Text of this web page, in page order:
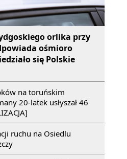
orlika przy
ośmioro
się Polskie
na toruńskim
20-latek usłyszał 46
ruchu na Osiedlu